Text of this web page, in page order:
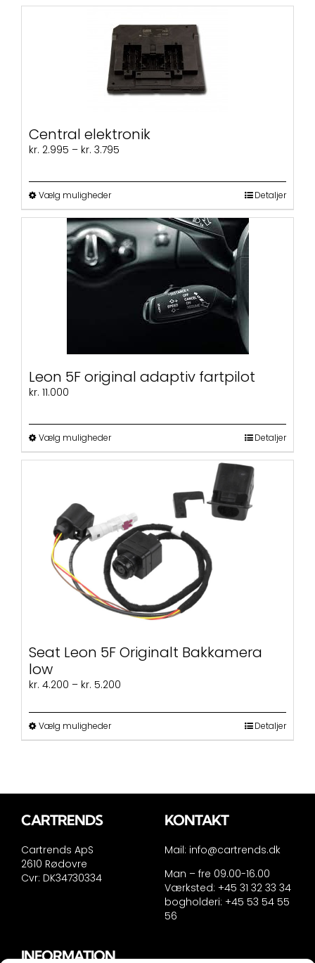
Central elektronik
kr. 2.995 – kr. 3.795
Vælg mulighederDette
vare
har
flere
varianter.
Mulighederne
varesiden
Detaljer
Leon 5F original adaptiv fartpilot
kr. 11.000
Vælg mulighederDette
vare
Mulighederne
kan
vælges
på
varesiden
Detaljer
Seat Leon 5F Originalt Bakkamera
low
kr. 4.200 – kr. 5.200
til
Vælg mulighederDette
vare
Mulighederne
Detaljer
CARTRENDS
Cartrends ApS
2610 Rødovre
Cvr: DK34730334
KONTAKT
Mail: info@cartrends.dk
Man – fre 09.00-16.00
Værksted: +45 31 32 33 34
bogholderi: +45 53 54 55
56
INFORMATION